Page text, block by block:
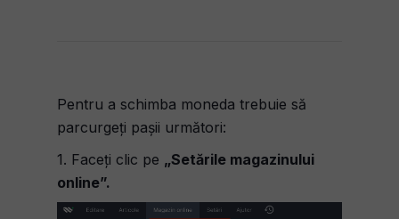
Pentru a schimba moneda trebuie să
parcurgeți pașii următori:
1. Faceți clic pe „Setările magazinului
online”.